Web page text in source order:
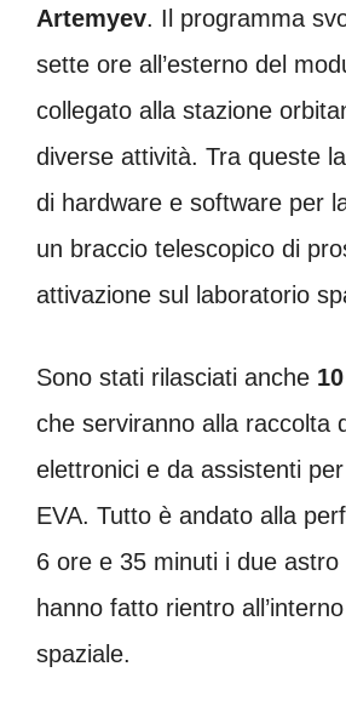
Artemyev. Il programma
sette ore all’esterno del
collegato alla stazione
diverse attività. Tra queste
di hardware e software per
un braccio telescopico di
attivazione sul laboratorio
Sono stati rilasciati anche
che serviranno alla raccolta
elettronici e da assistenti
EVA. Tutto è andato alla
6 ore e 35 minuti i due astro
hanno fatto rientro
spaziale.